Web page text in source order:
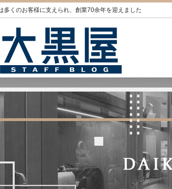
多くのお客様に支えられ、創業70余年を迎えました